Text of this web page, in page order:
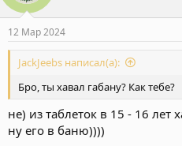
и
:
12 Мар 2024
JackJeebs написал(а):
Бро, ты хавал габану? Как тебе?
не) из таблеток в 15 - 16 лет
ну его в баню))))